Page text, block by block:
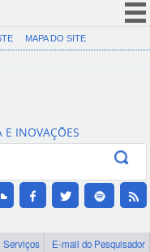
(COVID-19)
Canais
MAPA DO SITE
INOVAÇÕES
Serviços
E-mail do Pesquisador